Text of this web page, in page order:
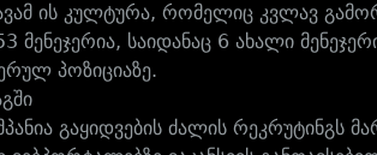
ის კულტურა, რომელიც კვლავ
მენეჯერია, საიდანაც 6 ახალი
პოზიციაზე.
გაყიდვების ძალის რეკრუტინგს